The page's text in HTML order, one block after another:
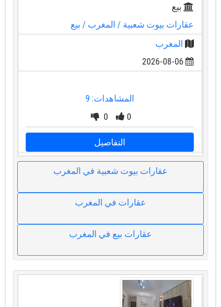
بيع
عقارات بيوت شعبية/ المغرب/ بيع
المغرب
2026-08-06
المشاهدات: 9
0
0
التفاصيل
عقارات بيوت شعبية في المغرب
عقارات في المغرب
عقارات بيع في المغرب